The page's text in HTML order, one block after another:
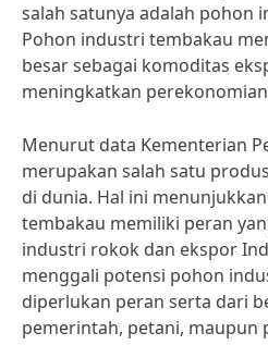
salah satunya adalah pohon
Pohon industri tembakau
besar sebagai komoditas
meningkatkan
Menurut data Kementerian
merupakan salah satu
di dunia. Hal ini
tembakau memiliki peran
industri rokok dan ekspor
menggali potensi pohon
diperlukan peran serta dari
pemerintah, petani, maupun